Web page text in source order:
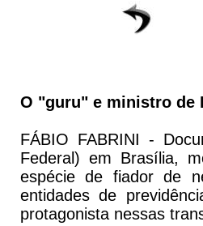
O "guru" e ministro de
FÁBIO FABRINI -
Federal) em Brasília,
espécie de fiador de
entidades de
protagonista nessas